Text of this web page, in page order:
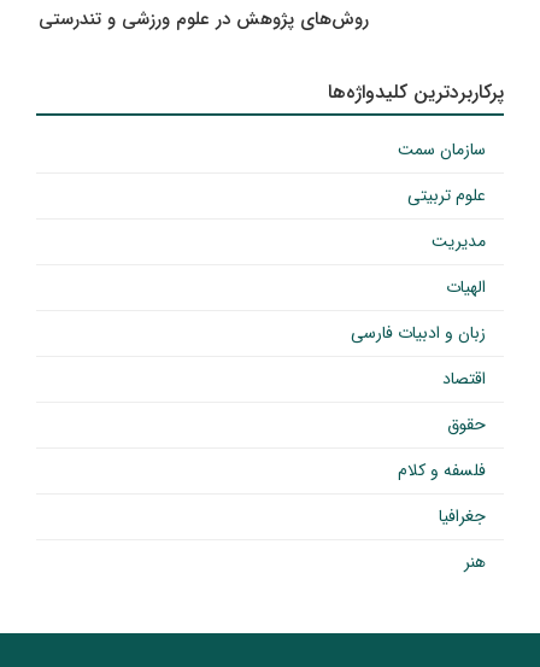
روش‌‌های پژوهش در علوم ورزشی و تندرستی
پرکاربردترین کلیدواژه‌ها
سازمان سمت
علوم تربیتی
مدیریت
الهیات
زبان و ادبیات فارسی
اقتصاد
حقوق
فلسفه و کلام
جغرافیا
هنر